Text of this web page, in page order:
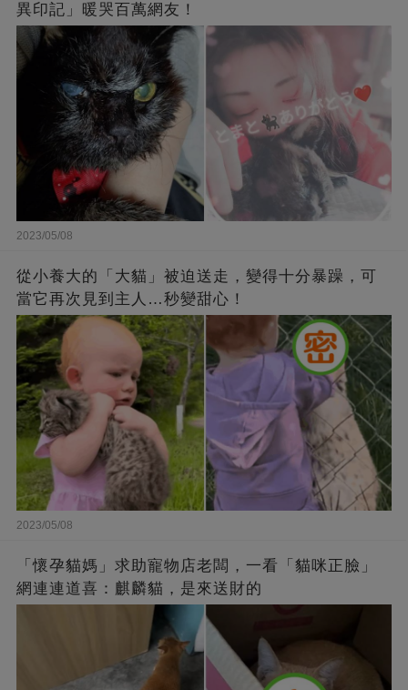
異印記」暖哭百萬網友！
2023/05/08
從小養大的「大貓」被迫送走，變得十分暴躁，可
當它再次見到主人…秒變甜心！
2023/05/08
「懷孕貓媽」求助寵物店老闆，一看「貓咪正臉」
網連連道喜：麒麟貓，是來送財的